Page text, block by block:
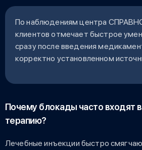
По наблюдениям центра
клиентов отмечает быстрое
сразу после введения
корректно установленном
Почему блокады часто входят
терапию?
Лечебные инъекции быстро